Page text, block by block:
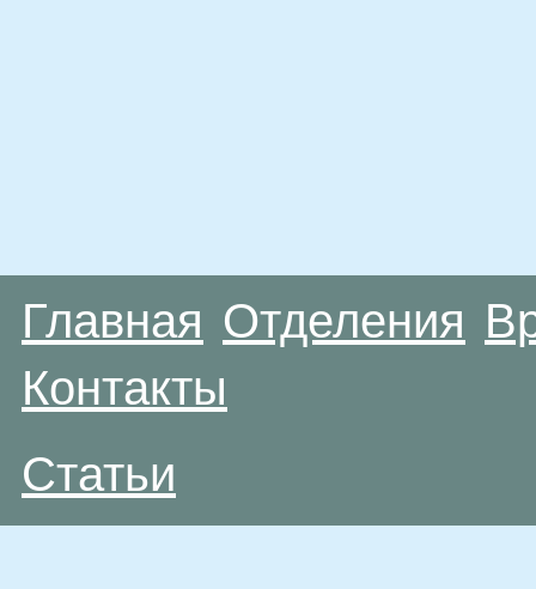
Главная Отделения
Контакты
Статьи